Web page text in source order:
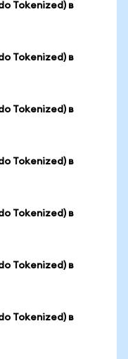
Tokenized) в
Tokenized) в
Tokenized) в
Tokenized) в
Tokenized) в
Tokenized) в
Tokenized) в